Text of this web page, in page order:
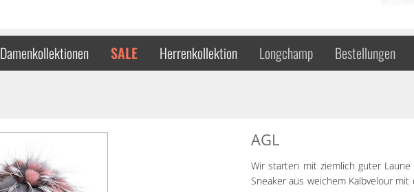
Damenkollektionen SALE Herrenkollektion Longchamp Bestellungen
AGL
Wir starten mit ziemlich guter
Sneaker aus weichem Kalbvelour